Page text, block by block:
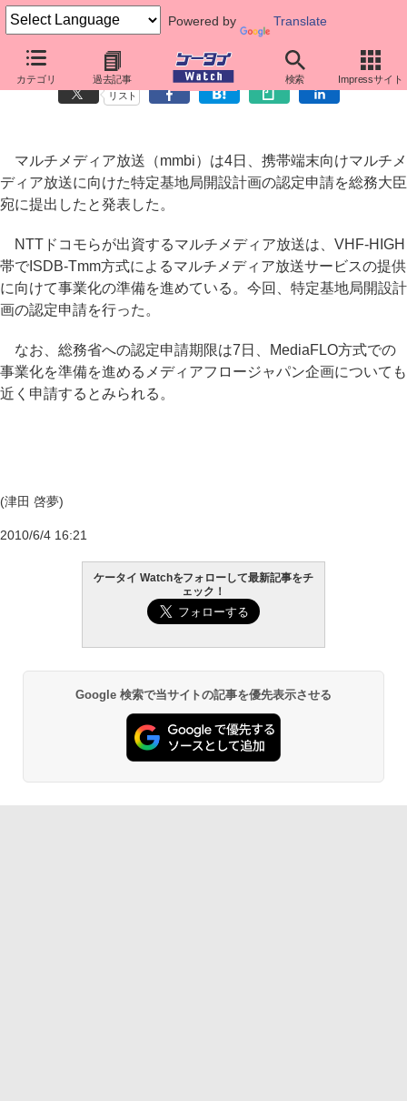
Powered by Translate
カテゴリ 過去記事 検索 Impressサイト
mmbi、総務大臣に基地局開設計画を提出
リスト
マルチメディア放送（mmbi）は4日、携帯端末向けマルチメ
ディア放送に向けた特定基地局開設計画の認定申請を総務大臣
宛に提出したと発表した。
NTTドコモらが出資するマルチメディア放送は、VHF-HIGH
帯でISDB-Tmm方式によるマルチメディア放送サービスの提供
に向けて事業化の準備を進めている。今回、特定基地局開設計
画の認定申請を行った。
なお、総務省への認定申請期限は7日、MediaFLO方式での
事業化を準備を進めるメディアフロージャパン企画についても
近く申請するとみられる。
(津田 啓夢)
2010/6/4 16:21
ケータイ Watchをフォローして最新記事をチ
ェック！
Google 検索で当サイトの記事を優先表示させる